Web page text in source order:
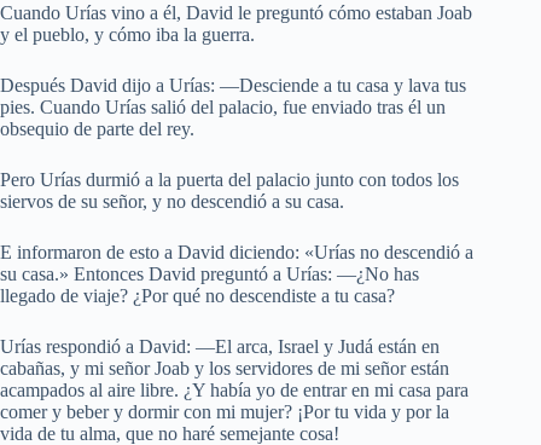
Cuando Urías vino a él, David le preguntó cómo estaban Joab
y el pueblo, y cómo iba la guerra.
Después David dijo a Urías: —Desciende a tu casa y lava tus
pies. Cuando Urías salió del palacio, fue enviado tras él un
obsequio de parte del rey.
Pero Urías durmió a la puerta del palacio junto con todos los
siervos de su señor, y no descendió a su casa.
E informaron de esto a David diciendo: «Urías no descendió a
su casa.» Entonces David preguntó a Urías: —¿No has
llegado de viaje? ¿Por qué no descendiste a tu casa?
Urías respondió a David: —El arca, Israel y Judá están en
cabañas, y mi señor Joab y los servidores de mi señor están
acampados al aire libre. ¿Y había yo de entrar en mi casa para
comer y beber y dormir con mi mujer? ¡Por tu vida y por la
vida de tu alma, que no haré semejante cosa!